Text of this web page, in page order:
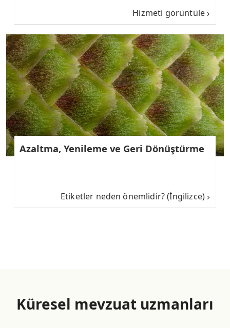
Hizmeti görüntüle
Azaltma, Yenileme ve Geri Dönüştürme
Etiketler neden önemlidir? (İngilizce)
Küresel mevzuat uzmanları